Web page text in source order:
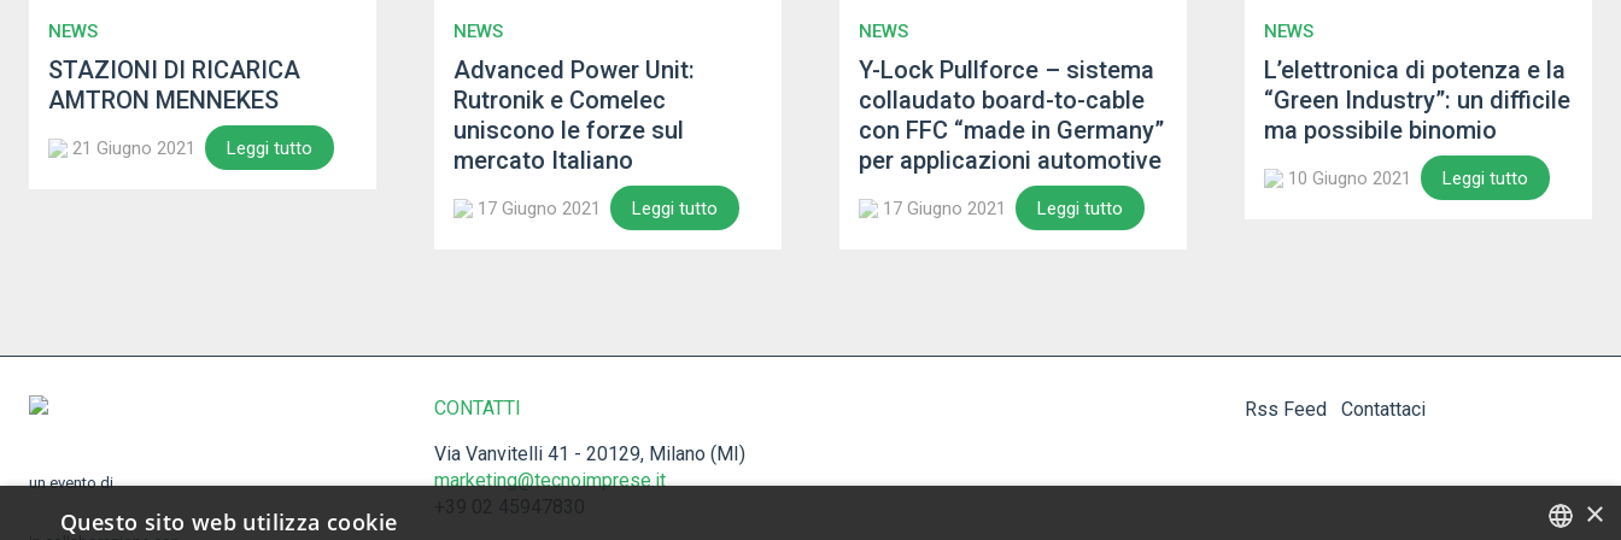
NEWS
STAZIONI DI RICARICA
AMTRON MENNEKES
21 Giugno 2021 Leggi tutto
NEWS
Advanced Power Unit:
Rutronik e Comelec
uniscono le forze sul
mercato Italiano
17 Giugno 2021 Leggi tutto
NEWS
Y-Lock Pullforce – sistema
collaudato board-to-cable
con FFC “made in Germany”
per applicazioni automotive
17 Giugno 2021 Leggi tutto
NEWS
L’elettronica di potenza e la
“Green Industry”: un difficile
ma possibile binomio
10 Giugno 2021 Leggi tutto
un evento di
CONTATTI
Via Vanvitelli 41 - 20129, Milano (MI)
marketing@tecnoimprese.it
Rss Feed Contattaci
×
Questo sito web utilizza cookie